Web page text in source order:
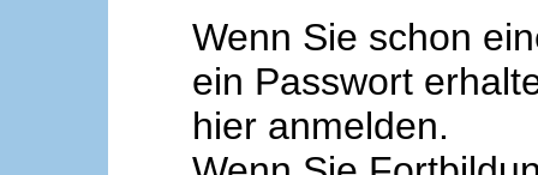
Wenn Sie schon
ein Passwort
hier anmelden.